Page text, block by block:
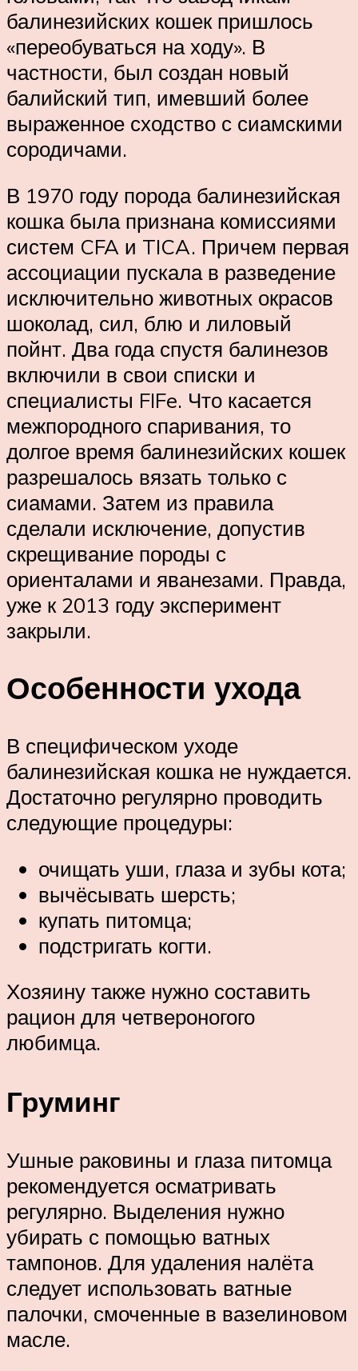
балинезийских кошек пришлось
«переобуваться на ходу». В
частности, был создан новый
балийский тип, имевший более
выраженное сходство с сиамскими
сородичами.
В 1970 году порода балинезийская
кошка была признана комиссиями
систем CFA и TICA. Причем первая
ассоциации пускала в разведение
исключительно животных окрасов
шоколад, сил, блю и лиловый
пойнт. Два года спустя балинезов
включили в свои списки и
специалисты FIFe. Что касается
межпородного спаривания, то
долгое время балинезийских кошек
разрешалось вязать только с
сиамами. Затем из правила
сделали исключение, допустив
скрещивание породы с
ориенталами и яванезами. Правда,
уже к 2013 году эксперимент
закрыли.
Особенности ухода
В специфическом уходе
балинезийская кошка не нуждается.
Достаточно регулярно проводить
следующие процедуры:
очищать уши, глаза и зубы кота;
вычёсывать шерсть;
купать питомца;
подстригать когти.
Хозяину также нужно составить
рацион для четвероногого
любимца.
Груминг
Ушные раковины и глаза питомца
рекомендуется осматривать
регулярно. Выделения нужно
убирать с помощью ватных
тампонов. Для удаления налёта
следует использовать ватные
палочки, смоченные в вазелиновом
масле.